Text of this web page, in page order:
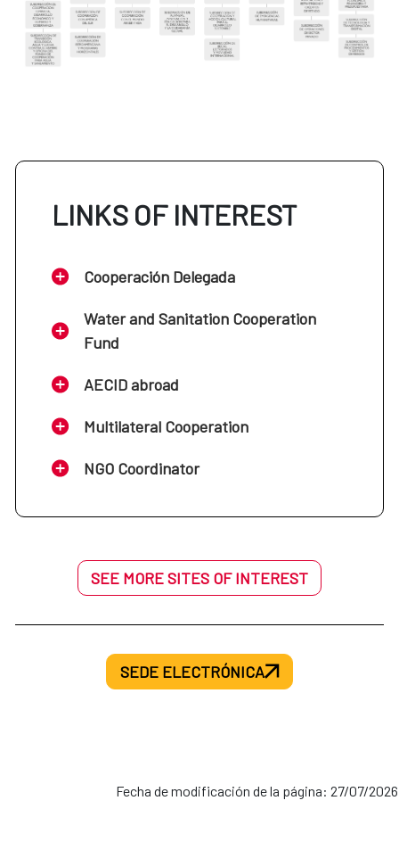
LINKS OF INTEREST
Cooperación Delegada
Water and Sanitation Cooperation
Fund
AECID abroad
Multilateral Cooperation
NGO Coordinator
SEE MORE SITES OF INTEREST
SEDE ELECTRÓNICA
Fecha de modificación de la página: 27/07/2026